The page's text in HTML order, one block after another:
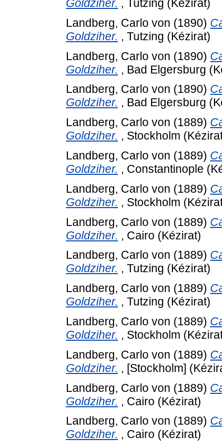
Goldziher. , Tutzing (Kézirat)
Landberg, Carlo von (1890)
Goldziher. , Tutzing (Kézirat)
Landberg, Carlo von (1890)
Goldziher. , Bad Elgersburg
Landberg, Carlo von (1890)
Goldziher. , Bad Elgersburg
Landberg, Carlo von (1889)
Goldziher. , Stockholm
Landberg, Carlo von (1889)
Goldziher. , Constantinople
Landberg, Carlo von (1889)
Goldziher. , Stockholm
Landberg, Carlo von (1889)
Goldziher. , Cairo (Kézirat)
Landberg, Carlo von (1889)
Goldziher. , Tutzing (Kézirat)
Landberg, Carlo von (1889)
Goldziher. , Tutzing (Kézirat)
Landberg, Carlo von (1889)
Goldziher. , Stockholm
Landberg, Carlo von (1889)
Goldziher. , [Stockholm]
Landberg, Carlo von (1889)
Goldziher. , Cairo (Kézirat)
Landberg, Carlo von (1889)
Goldziher. , Cairo (Kézirat)